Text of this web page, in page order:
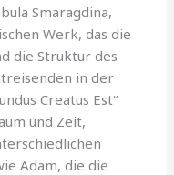
Smaragdina,
Werk, das die
die Struktur des
in der
Creatus Est“
und Zeit,
Adam, die die